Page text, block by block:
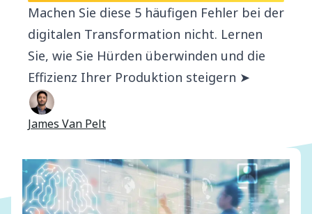
Machen Sie diese 5 häufigen Fehler bei der
digitalen Transformation nicht. Lernen
Sie, wie Sie Hürden überwinden und die
Effizienz Ihrer Produktion steigern ➤
James Van Pelt